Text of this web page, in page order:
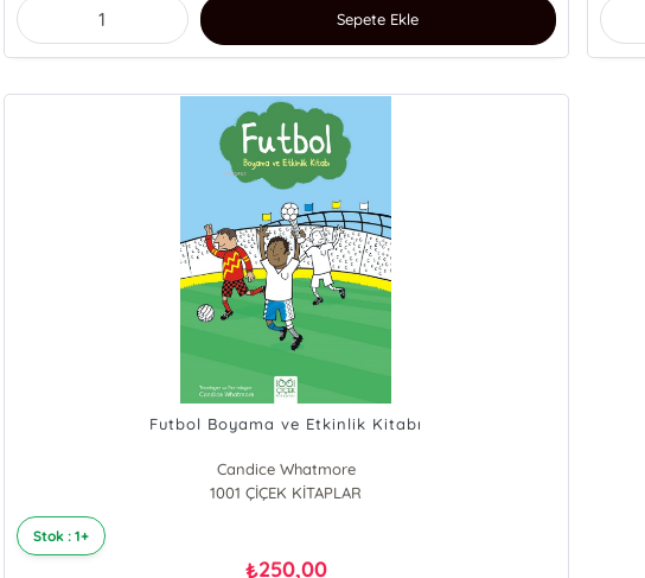
Sepete Ekle
Futbol Boyama ve Etkinlik Kitabı
Candice Whatmore
1001 ÇİÇEK KİTAPLAR
Stok : 1+
₺250,00